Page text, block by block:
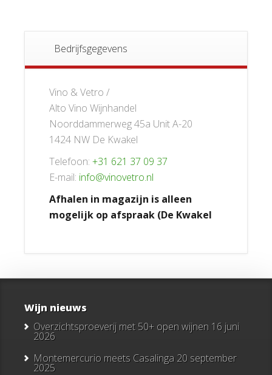
Bedrijfsgegevens
Vino & Vetro /
Alto Vino Wijnhandel
Noorddammerweg 45a Unit A-20
1424 NW De Kwakel
Telefoon: +31 621 37 09 37
E-mail: info@vinovetro.nl
Afhalen in magazijn is alleen
mogelijk op afspraak (De Kwakel
Wijn nieuws
Overzichtsproeverij met 50+ open wijnen 16 juni
2026
Montemercurio meets Casalinga 20 september
2025